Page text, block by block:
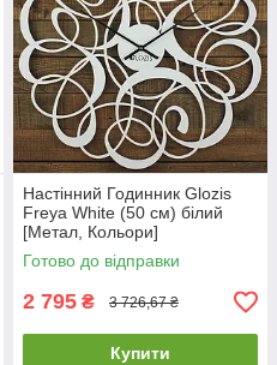
Настінний Годинник Glozis
Freya White (50 см) білий
[Метал, Кольори]
Готово до відправки
2 795 ₴ 3 726,67 ₴
Купити